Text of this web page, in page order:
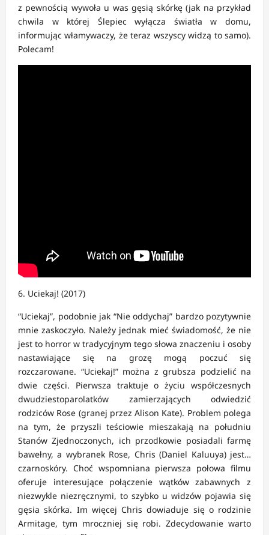
z pewnością wywoła u was gęsią skórkę (jak na przykład
chwila w której Ślepiec wyłącza światła w domu,
informując włamywaczy, że teraz wszyscy widzą to samo).
Polecam!
6. Uciekaj! (2017)
“Uciekaj”, podobnie jak “Nie oddychaj” bardzo pozytywnie
mnie zaskoczyło. Należy jednak mieć świadomość, że nie
jest to horror w tradycyjnym tego słowa znaczeniu i osoby
nastawiające się na grozę mogą poczuć się
rozczarowane. “Uciekaj!” można z grubsza podzielić na
dwie części. Pierwsza traktuje o życiu współczesnych
dwudziestoparolatków zamierzających odwiedzić
rodziców Rose (granej przez Alison Kate). Problem polega
na tym, że przyszli teściowie mieszakają na południu
Stanów Zjednoczonych, ich przodkowie posiadali farmę
bawełny, a wybranek Rose, Chris (Daniel Kaluuya) jest…
czarnoskóry. Choć wspomniana pierwsza połowa filmu
oferuje interesujące połączenie wątków zabawnych z
niezwykle niezręcznymi, to szybko u widzów pojawia się
gęsia skórka. Im więcej Chris dowiaduje się o rodzinie
Armitage, tym mroczniej się robi. Zdecydowanie warto